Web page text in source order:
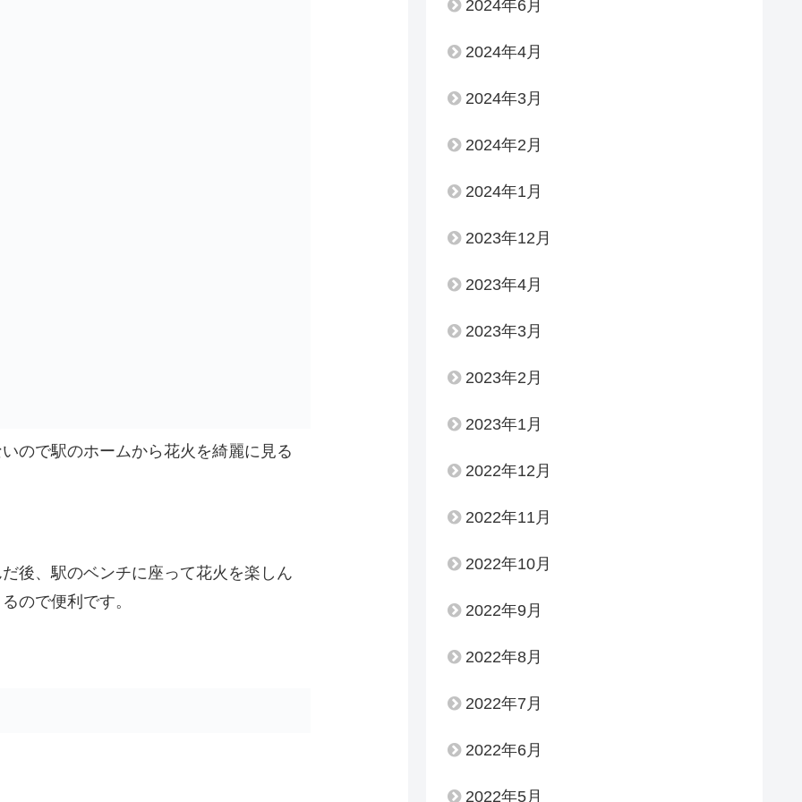
ので駅のホームから花火を綺麗に見る
後、駅のベンチに座って花火を楽しん
ので便利です。
2024年6月
2024年4月
2024年3月
2024年2月
2024年1月
2023年12月
2023年4月
2023年3月
2023年2月
2023年1月
2022年12月
2022年11月
2022年10月
2022年9月
2022年8月
2022年7月
2022年6月
2022年5月